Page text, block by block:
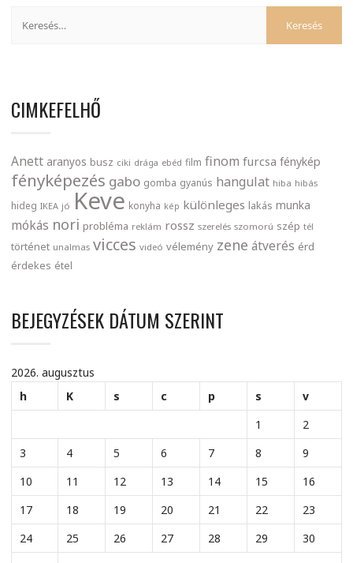
CIMKEFELHŐ
Anett aranyos busz ciki drága ebéd film finom furcsa fénykép
fényképezés gabo gomba gyanús hangulat hiba hibás
hideg IKEA jó Keve konyha kép különleges lakás munka
mókás nori probléma reklám rossz szerelés szomorú szép tél
történet unalmas vicces videó vélemény zene átverés érd
érdekes étel
BEJEGYZÉSEK DÁTUM SZERINT
2026. augusztus
h
K s c p s
v
1
2
3
4 5 6 7 8
9
10
11 12 13 14 15
16
17
18 19 20 21 22
23
24
25 26 27 28 29
30